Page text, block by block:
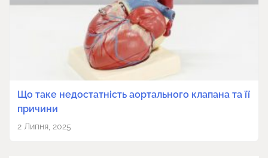
Що таке недостатність аортального клапана та її
причини
2 Липня, 2025